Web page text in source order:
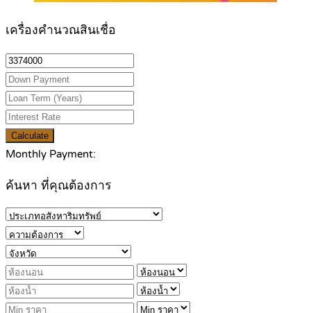
เครื่องคำนวณสินเชื่อ
Calculate
Monthly Payment:
ค้นหา ที่คุณต้องการ